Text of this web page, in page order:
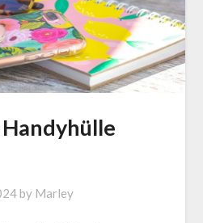
by Marley